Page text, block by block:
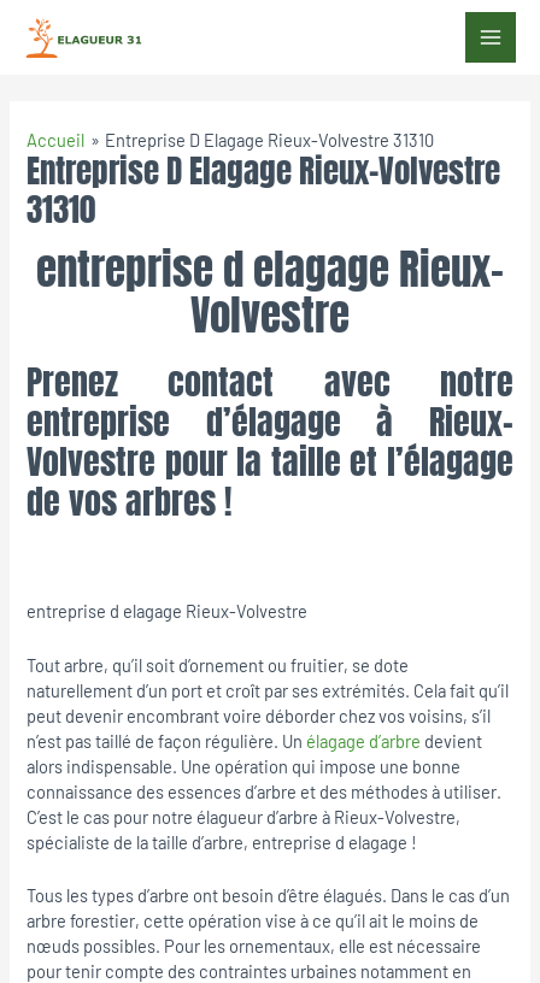
Accueil Entreprise D Elagage Rieux-Volvestre 31310
Entreprise D Elagage Rieux-Volvestre
31310
entreprise d elagage Rieux-
Volvestre
Prenez contact avec notre
entreprise d’élagage à Rieux-
Volvestre pour la taille et l’élagage
de vos arbres !
entreprise d elagage Rieux-Volvestre
Tout arbre, qu’il soit d’ornement ou fruitier, se dote
naturellement d’un port et croît par ses extrémités. Cela fait qu’il
peut devenir encombrant voire déborder chez vos voisins, s’il
n’est pas taillé de façon régulière. Un élagage d’arbre devient
alors indispensable. Une opération qui impose une bonne
connaissance des essences d’arbre et des méthodes à utiliser.
C’est le cas pour notre élagueur d’arbre à Rieux-Volvestre,
spécialiste de la taille d’arbre, entreprise d elagage !
Tous les types d’arbre ont besoin d’être élagués. Dans le cas d’un
arbre forestier, cette opération vise à ce qu’il ait le moins de
nœuds possibles. Pour les ornementaux, elle est nécessaire
pour tenir compte des contraintes urbaines notamment en